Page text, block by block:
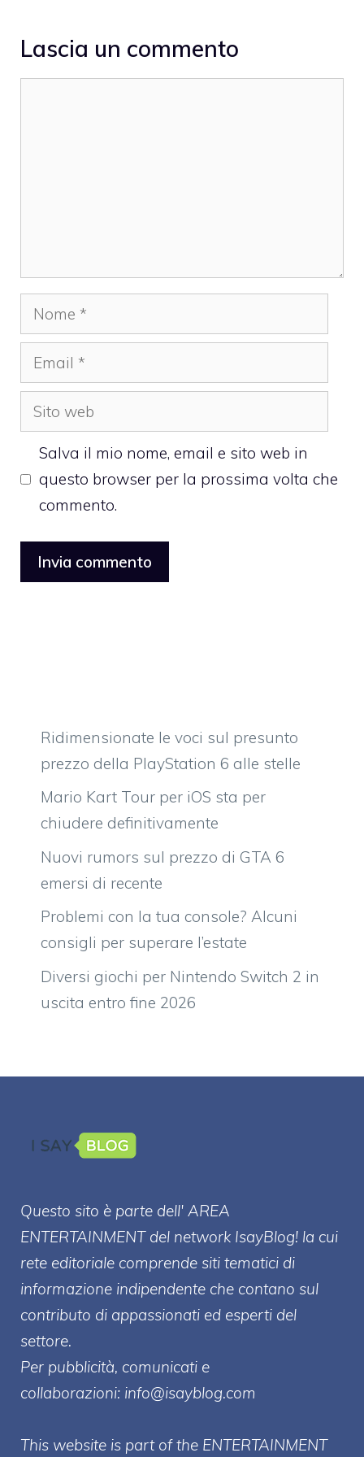
Lascia un commento
Nome
Email
Sito
web
Salva il mio nome, email e sito web in
questo browser per la prossima volta che
commento.
Ridimensionate le voci sul presunto
prezzo della PlayStation 6 alle stelle
Mario Kart Tour per iOS sta per
chiudere definitivamente
Nuovi rumors sul prezzo di GTA 6
emersi di recente
Problemi con la tua console? Alcuni
consigli per superare l’estate
Diversi giochi per Nintendo Switch 2 in
uscita entro fine 2026
Questo sito è parte dell' AREA
ENTERTAINMENT del network IsayBlog! la cui
rete editoriale comprende siti tematici di
informazione indipendente che contano sul
contributo di appassionati ed esperti del
settore.
Per pubblicità, comunicati e
collaborazioni: info@isayblog.com
This website is part of the ENTERTAINMENT